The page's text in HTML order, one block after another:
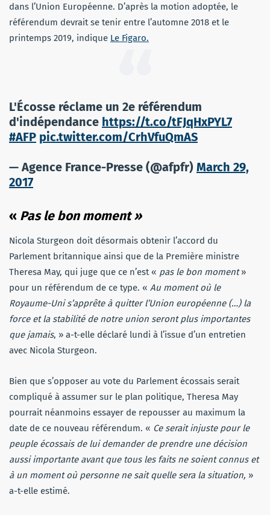
dans l’Union Européenne. D’après la motion adoptée, le
référendum devrait se tenir entre l’automne 2018 et le
printemps 2019, indique Le Figaro.
L'Écosse réclame un 2e référendum
d'indépendance https://t.co/tFJqHxPYL7
#AFP pic.twitter.com/CrhVfuQmAS
— Agence France-Presse (@afpfr) March 29,
2017
« Pas le bon moment »
Nicola Sturgeon doit désormais obtenir l’accord du
Parlement britannique ainsi que de la Première ministre
Theresa May, qui juge que ce n’est « pas le bon moment»
pour un référendum de ce type. « Au moment où le
Royaume-Uni s’apprête à quitter l’Union européenne (…) la
force et la stabilité de notre union seront plus importantes
que jamais, » a-t-elle déclaré lundi à l’issue d’un entretien
avec Nicola Sturgeon.
Bien que s’opposer au vote du Parlement écossais serait
compliqué à assumer sur le plan politique, Theresa May
pourrait néanmoins essayer de repousser au maximum la
date de ce nouveau référendum. « Ce serait injuste pour le
peuple écossais de lui demander de prendre une décision
aussi importante avant que tous les faits ne soient connus et
à un moment où personne ne sait quelle sera la situation, »
a-t-elle estimé.